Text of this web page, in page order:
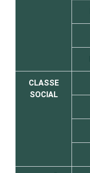
CLASSE
SOCIAL